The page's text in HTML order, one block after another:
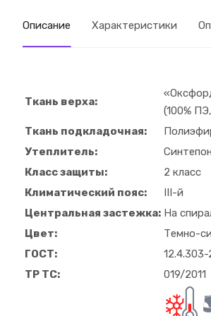
Описание Характеристики
Ткань верха:
(100%
Ткань подкладочная:
Утеплитель:
Класс защиты:
2 класс
Климатический пояс:
III-й
Центральная застежка: На
Цвет:
Темно-
ГОСТ:
12.4.303-
ТР ТС:
019/2011